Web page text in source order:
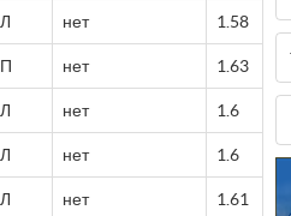
Л нет 1.58
П нет 1.63
Л нет 1.6
Л нет 1.6
Л нет 1.61